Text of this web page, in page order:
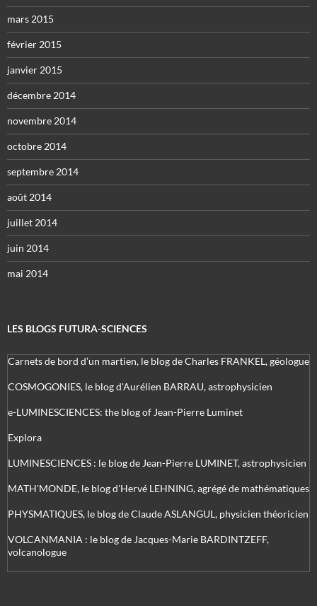
mars 2015
février 2015
janvier 2015
décembre 2014
novembre 2014
octobre 2014
septembre 2014
août 2014
juillet 2014
juin 2014
mai 2014
LES BLOGS FUTURA-SCIENCES
Carnets de bord d’un martien, le blog de Charles FRANKEL, géologue
COSMOGONIES, le blog d'Aurélien BARRAU, astrophysicien
e-LUMINESCIENCES: the blog of Jean-Pierre Luminet
Explora
LUMINESCIENCES : le blog de Jean-Pierre LUMINET, astrophysicien
MATH'MONDE, le blog d'Hervé LEHNING, agrégé de mathématiques
PHYSMATIQUES, le blog de Claude ASLANGUL, physicien théoricien
VOLCANMANIA : le blog de Jacques-Marie BARDINTZEFF,
volcanologue